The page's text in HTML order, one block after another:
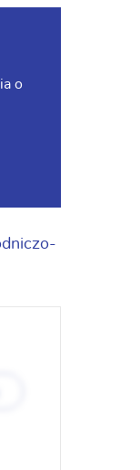
o